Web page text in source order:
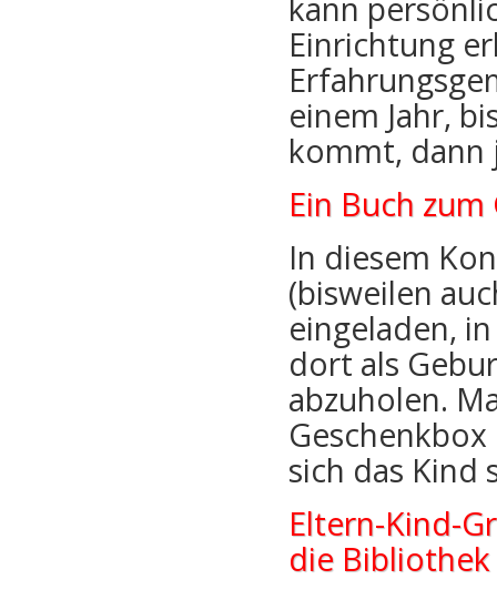
kann
Einrichtung
einem Jahr,
kommt, dann
Ein Buch
In diesem
(bisweilen
eingeladen,
dort als
abzuholen.
sich das Kind
Eltern-Kind-
die Bibliothek